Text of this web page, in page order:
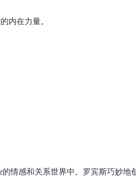
内在力量。
情感和关系世界中。罗宾斯巧妙地